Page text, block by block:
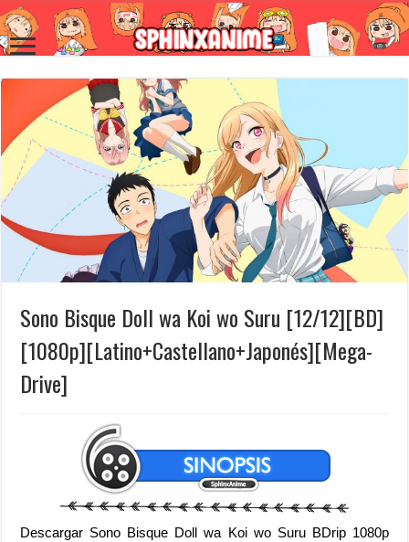
Sono Bisque Doll wa Koi wo Suru [12/12][BD]
[1080p][Latino+Castellano+Japonés][Mega-
Drive]
Descargar Sono Bisque Doll wa Koi wo Suru BDrip 1080p